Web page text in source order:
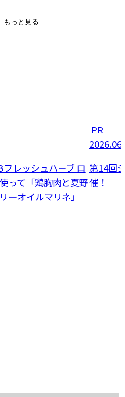
もっと見る
レッシュハーブ ロ
って「鶏胸肉と夏野
ーオイルマリネ」
PR
第14回
催！